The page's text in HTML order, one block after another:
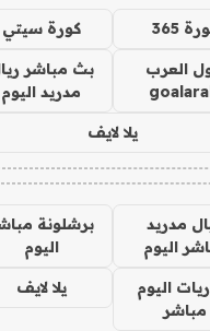
365 كورة سيتي
العرب
بث مباشر
مدريد اليوم
يلا لايف
مدريد
اليوم
برشلونة
اليوم
اليوم
مباشر
يلا لايف